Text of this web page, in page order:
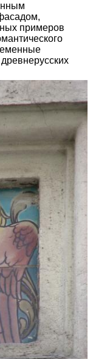
примеров